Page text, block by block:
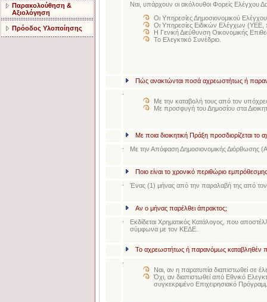
Παρακολούθηση &
Αξιολόγηση
Πρόοδος Υλοποίησης
Ναι, υπάρχουν οι ακόλουθοι Φορείς Ελέγχου
Οι Υπηρεσίες Δημοσιονομικού
Οι Υπηρεσίες Ειδικών Ελέγχων
Η Γενική Διεύθυνση Οικονομικής
Το Ελεγκτικό Συνέδριο.
Πώς ανακτώνται ποσά αχρεωστήτως ή
Με την καταβολή τους από τον
Με προσφυγή του Δημοσίου στα
Με ποια διοικητική Πράξη προσδιορίζεται
Με την Απόφαση Δημοσιονομικής Διόρθωσης
Ποιο είναι το χρονικό περιθώριο
Ένας (1) μήνας από την παραλαβή της από τον
Αν ο μήνας παρέλθει άπρακτος;
Εκδίδεται Χρηματικός Κατάλογος, που
σύμφωνα με τον ΚΕΔΕ.
Το αχρεωστήτως ή παρανόμως καταβληθέν
Ναι, αν η παρατυπία διαπιστωθεί σε
Όχι, αν διαπιστωθεί από Εθνικό
συγκεκριμένο Επιχειρησιακό